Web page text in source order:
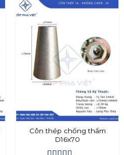
Côn thép chống thấm
D16x70